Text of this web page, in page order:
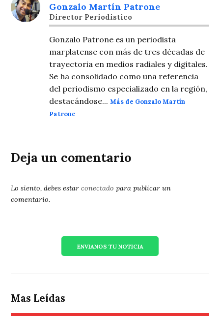
Gonzalo Martín Patrone
Director Periodistico
Gonzalo Patrone es un periodista
marplatense con más de tres décadas de
trayectoria en medios radiales y digitales.
Se ha consolidado como una referencia
del periodismo especializado en la región,
destacándose...Más de Gonzalo Martín
Patrone
Deja un comentario
Lo siento, debes estarconectado para publicar un
comentario.
ENVIANOS TU NOTICIA
Mas Leídas